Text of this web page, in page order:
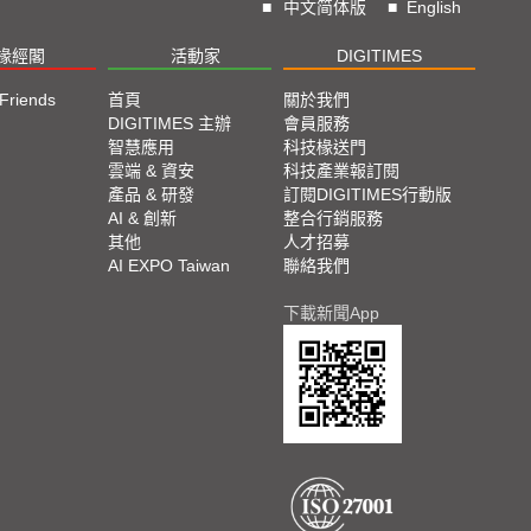
■ 中文简体版 ■ English
經閣 活動家 DIGITIMES
首頁
DIGITIMES 主辦
智慧應用
雲端 & 資安
產品 & 研發
AI & 創新
其他
AI EXPO Taiwan
關於我們
會員服務
科技椽送門
科技產業報訂閱
訂閱DIGITIMES行動版
整合行銷服務
人才招募
聯絡我們
下載新聞App